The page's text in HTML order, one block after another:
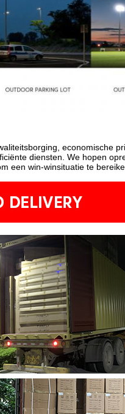
economische
diensten. We hopen
een ​​win-winsituatie te